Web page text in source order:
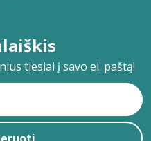
tiesiai į savo el. paštą!